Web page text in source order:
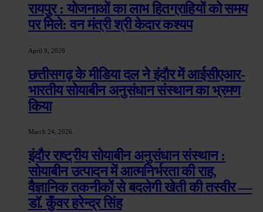
रायपुर : योजनाओं का लाभ हितग्राहियों को समय
पर मिले: वन मंत्री श्री केदार कश्यप
April 9, 2026
छत्तीसगढ़ के मीडिया दल ने इंदौर में आईसीएआर-
भारतीय सोयाबीन अनुसंधान संस्थान का भ्रमण
किया
March 24, 2026
इंदौर राष्ट्रीय सोयाबीन अनुसंधान संस्थान :
सोयाबीन उत्पादन में आत्मनिर्भरता की राह,
वैज्ञानिक तकनीकों से बदलेगी खेती की तस्वीर —
डॉ. कुँवर हरेन्द्र सिंह